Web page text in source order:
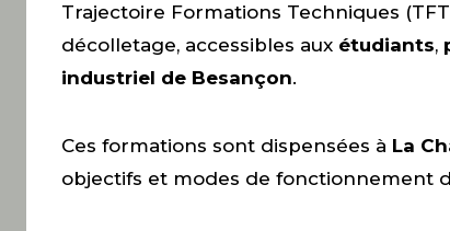
Trajectoire Formations Techniques
décolletage, accessibles aux étudiants,
industriel de Besançon.
Ces formations sont dispensées à La
objectifs et modes de fonctionnement